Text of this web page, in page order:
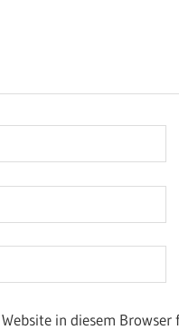
in diesem